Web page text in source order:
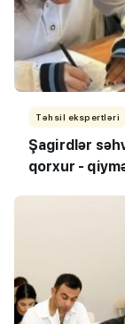
Təhsil ekspertləri
Şagirdlər
qorxur -